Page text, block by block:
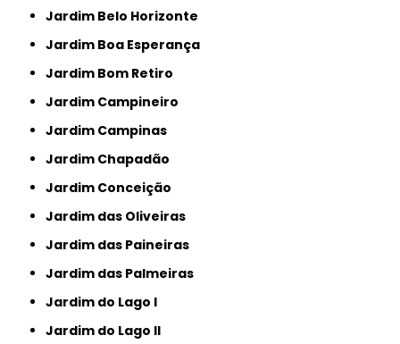
Jardim Belo Horizonte
Jardim Boa Esperança
Jardim Bom Retiro
Jardim Campineiro
Jardim Campinas
Jardim Chapadão
Jardim Conceição
Jardim das Oliveiras
Jardim das Paineiras
Jardim das Palmeiras
Jardim do Lago I
Jardim do Lago II